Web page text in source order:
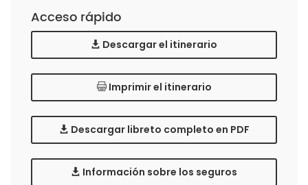
Acceso rápido
Descargar el itinerario
Imprimir el itinerario
Descargar libreto completo en PDF
Información sobre los seguros